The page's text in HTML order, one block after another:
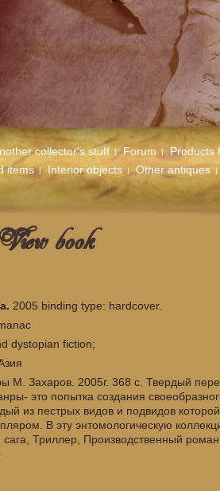
collector's stuff Forum Products
items
Interior objects Other antiques
View book
2005 binding type: hardcover.
dystopian fiction;
М. Захаров. 2005г. 368 с. Твердый
это попытка создания
из пестрых видов и подвидов
В эту энтомологическую
Триллер, Производственный